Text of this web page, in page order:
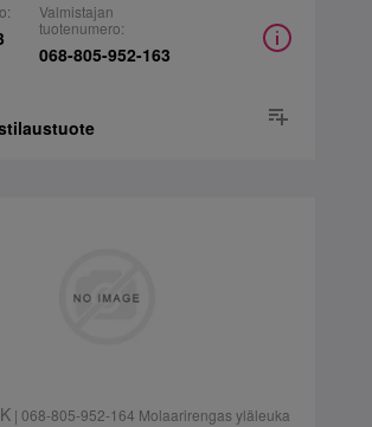
Valmistajan
tuotenumero:
068-805-952-163
| 068-805-952-164 Molaarirengas yläleuka